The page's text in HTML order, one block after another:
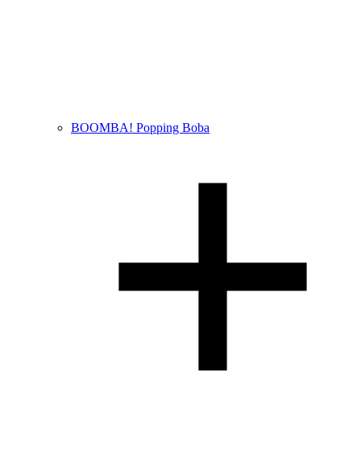
BOOMBA! Popping Boba